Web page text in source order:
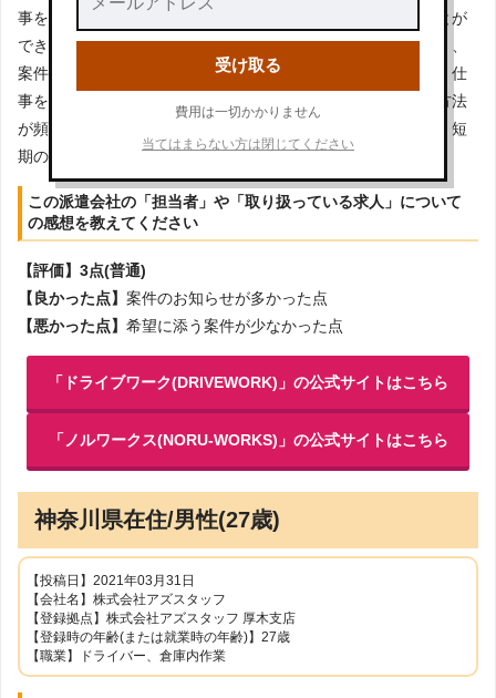
事をする上での不安は少なく、働きやすい環境に身を置くことが
できた。しかし、こちら側の希望に添えない案件の紹介も多く、
案件の選択に悩むことが多かったことも事実である。さらに、仕
事をする上での煩雑な手続きが多々あったり、その手続きの方法
が頻繁に変わるなど、煩わしさを感じる面もいくつかあった。短
期の仕事を探すにはあまり向かない印象。
この派遣会社の「担当者」や「取り扱っている求人」について
の感想を教えてください
【評価】3点(普通)
【良かった点】 案件のお知らせが多かった点
【悪かった点】 希望に添う案件が少なかった点
「ドライブワーク(DRIVEWORK)」の公式サイトはこちら
「ノルワークス(NORU-WORKS)」の公式サイトはこちら
神奈川県在住/男性(27歳)
【投稿日】2021年03月31日
【会社名】株式会社アズスタッフ
【登録拠点】株式会社アズスタッフ 厚木支店
【登録時の年齢(または就業時の年齢)】27歳
【職業】ドライバー、倉庫内作業
受け取る
費用は一切かかりません
当てはまらない方は閉じてください